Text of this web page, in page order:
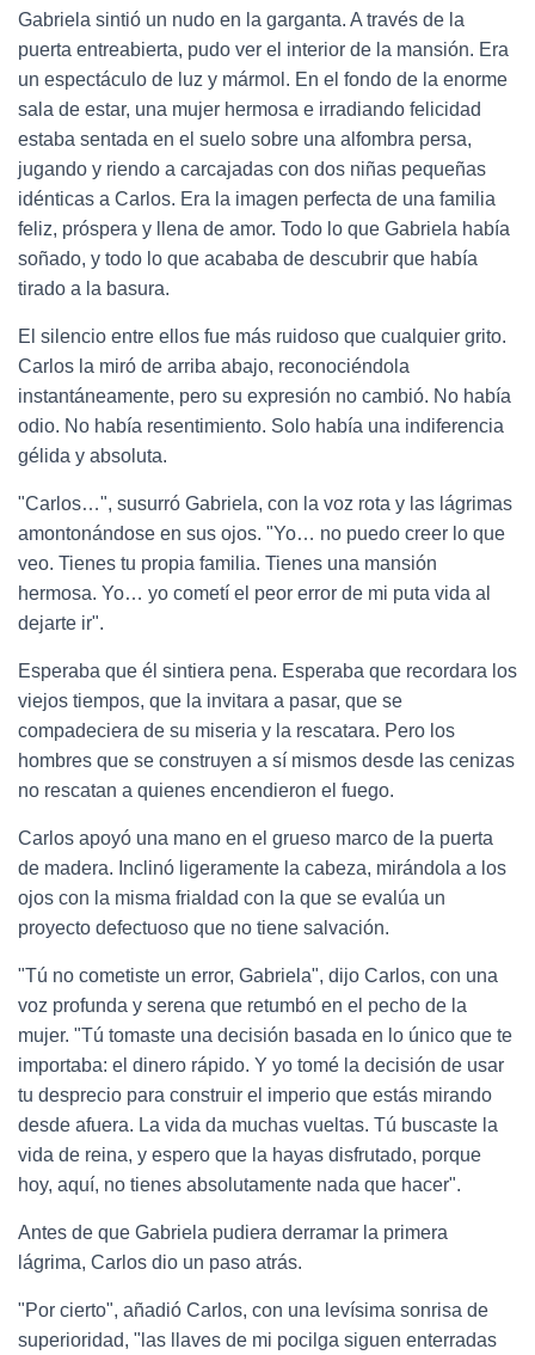
Gabriela sintió un nudo en la garganta. A través de la
puerta entreabierta, pudo ver el interior de la mansión. Era
un espectáculo de luz y mármol. En el fondo de la enorme
sala de estar, una mujer hermosa e irradiando felicidad
estaba sentada en el suelo sobre una alfombra persa,
jugando y riendo a carcajadas con dos niñas pequeñas
idénticas a Carlos. Era la imagen perfecta de una familia
feliz, próspera y llena de amor. Todo lo que Gabriela había
soñado, y todo lo que acababa de descubrir que había
tirado a la basura.
El silencio entre ellos fue más ruidoso que cualquier grito.
Carlos la miró de arriba abajo, reconociéndola
instantáneamente, pero su expresión no cambió. No había
odio. No había resentimiento. Solo había una indiferencia
gélida y absoluta.
"Carlos…", susurró Gabriela, con la voz rota y las lágrimas
amontonándose en sus ojos. "Yo… no puedo creer lo que
veo. Tienes tu propia familia. Tienes una mansión
hermosa. Yo… yo cometí el peor error de mi puta vida al
dejarte ir".
Esperaba que él sintiera pena. Esperaba que recordara los
viejos tiempos, que la invitara a pasar, que se
compadeciera de su miseria y la rescatara. Pero los
hombres que se construyen a sí mismos desde las cenizas
no rescatan a quienes encendieron el fuego.
Carlos apoyó una mano en el grueso marco de la puerta
de madera. Inclinó ligeramente la cabeza, mirándola a los
ojos con la misma frialdad con la que se evalúa un
proyecto defectuoso que no tiene salvación.
"Tú no cometiste un error, Gabriela", dijo Carlos, con una
voz profunda y serena que retumbó en el pecho de la
mujer. "Tú tomaste una decisión basada en lo único que te
importaba: el dinero rápido. Y yo tomé la decisión de usar
tu desprecio para construir el imperio que estás mirando
desde afuera. La vida da muchas vueltas. Tú buscaste la
vida de reina, y espero que la hayas disfrutado, porque
hoy, aquí, no tienes absolutamente nada que hacer".
Antes de que Gabriela pudiera derramar la primera
lágrima, Carlos dio un paso atrás.
"Por cierto", añadió Carlos, con una levísima sonrisa de
superioridad, "las llaves de mi pocilga siguen enterradas